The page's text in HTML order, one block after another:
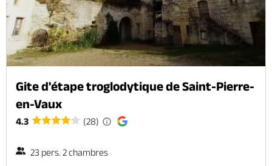
Gite d'étape troglodytique de Saint-Pierre-
en-Vaux
4.3 (28)
23 pers. 2 chambres